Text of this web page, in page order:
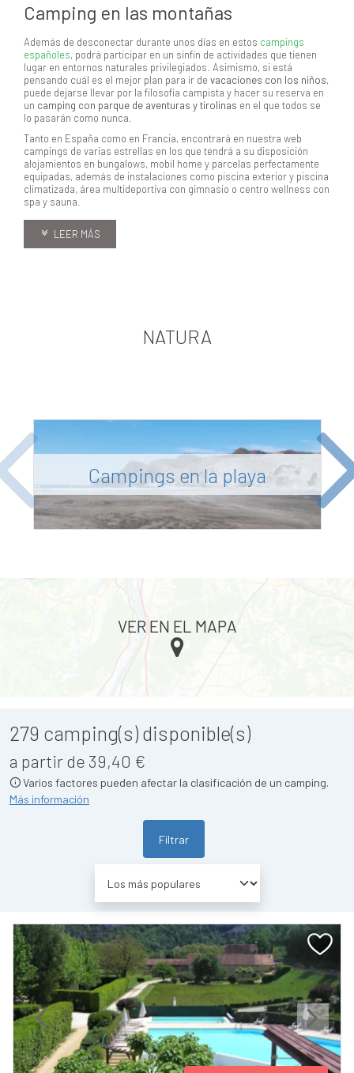
Camping en las montañas
Además de desconectar durante unos días en estos campings
españoles, podrá participar en un sinfin de actividades que tienen
lugar en entornos naturales privilegiados. Asimismo, si está
pensando cuál es el mejor plan para ir de vacaciones con los niños,
puede dejarse llevar por la filosofía campista y hacer su reserva en
un camping con parque de aventuras y tirolinas en el que todos se
lo pasarán como nunca.
Tanto en España como en Francia, encontrará en nuestra web
campings de varias estrellas en los que tendrá a su disposición
alojamientos en bungalows, mobil home y parcelas perfectamente
equipadas, además de instalaciones como piscina exterior y piscina
climatizada, área multideportiva con gimnasio o centro wellness con
spa y sauna.
LEER MÁS
NATURA
Campings en la playa
279 camping(s) disponible(s)
a partir de 39,40 €
Varios factores pueden afectar la clasificación de un camping.
Más información
Filtrar
Previous Next
VER EN EL MAPA